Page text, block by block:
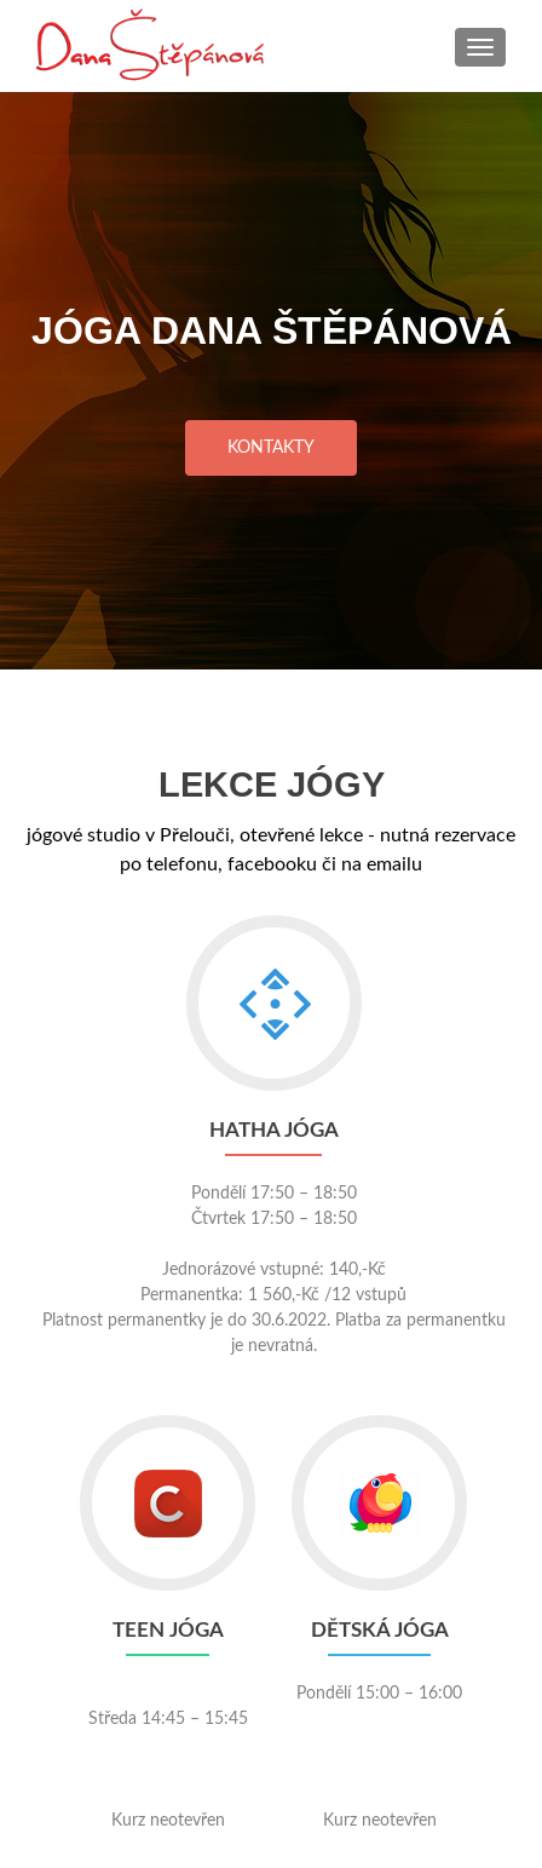
JÓGA DANA ŠTĚPÁNOVÁ
KONTAKTY
LEKCE JÓGY
jógové studio v Přelouči, otevřené lekce - nutná rezervace
po telefonu, facebooku či na emailu
HATHA JÓGA
Pondělí 17:50 – 18:50
Čtvrtek 17:50 – 18:50
Jednorázové vstupné: 140,-Kč
Permanentka: 1 560,-Kč /12 vstupů
Platnost permanentky je do 30.6.2022. Platba za permanentku
je nevratná.
TEEN JÓGA
Středa 14:45 – 15:45
Kurz neotevřen
DĚTSKÁ JÓGA
Pondělí 15:00 – 16:00
Kurz neotevřen